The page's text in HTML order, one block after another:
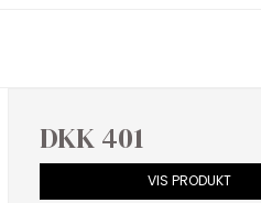
DKK 401
VIS PRODUKT